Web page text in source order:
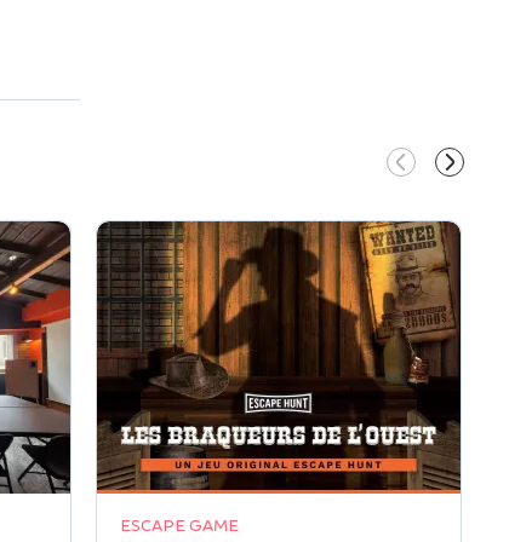
ESCAPE GAME